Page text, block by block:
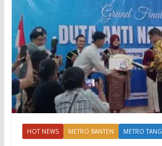
HOT NEWS METRO BANTEN METRO